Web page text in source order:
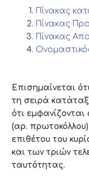
Πίνακας
Πίνακας
Πίνακας
Επισημαίνεται
τη σειρά
ότι
(αρ.
επιθέτου του
και των τριών
ταυτότητας.